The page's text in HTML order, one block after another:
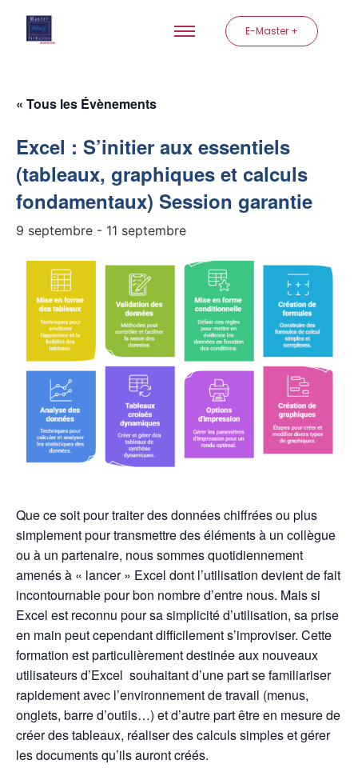
E-Master +
« Tous les Évènements
Excel : S’initier aux essentiels
(tableaux, graphiques et calculs
fondamentaux) Session garantie
9 septembre - 11 septembre
Que ce soit pour traiter des données chiffrées ou plus
simplement pour transmettre des éléments à un collègue
ou à un partenaire, nous sommes quotidiennement
amenés à « lancer » Excel dont l’utilisation devient de fait
incontournable pour bon nombre d’entre nous. Mais si
Excel est reconnu pour sa simplicité d’utilisation, sa prise
en main peut cependant difficilement s’improviser. Cette
formation est particulièrement destinée aux nouveaux
utilisateurs d’Excel souhaitant d’une part se familiariser
rapidement avec l’environnement de travail (menus,
onglets, barre d’outils…) et d’autre part être en mesure de
créer des tableaux, réaliser des calculs simples et gérer
les documents qu’ils auront créés.